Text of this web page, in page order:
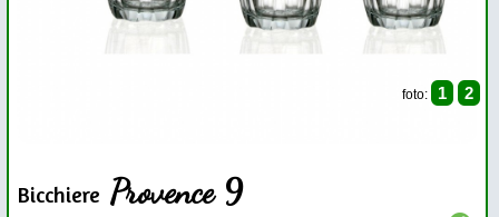
foto: 1 2
Bicchiere Provence 9